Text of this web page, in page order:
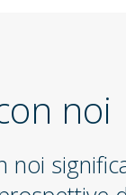
noi
noi